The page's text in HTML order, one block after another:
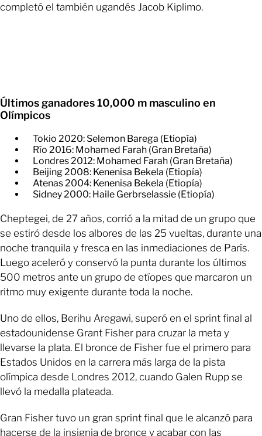
completó el también ugandés Jacob Kiplimo.
Últimos ganadores 10,000 m masculino en
Olímpicos
Tokio 2020: Selemon Barega (Etiopía)
​Río 2016: Mohamed Farah (Gran Bretaña)
​Londres 2012: Mohamed Farah (Gran Bretaña)
​Beijing 2008: Kenenisa Bekela (Etiopía)
​Atenas 2004: Kenenisa Bekela (Etiopía)
Sidney 2000: Haile Gerbrselassie (Etiopía)
Cheptegei, de 27 años, corrió a la mitad de un grupo que
se estiró desde los albores de las 25 vueltas, durante una
noche tranquila y fresca en las inmediaciones de París.
Luego aceleró y conservó la punta durante los últimos
500 metros ante un grupo de etíopes que marcaron un
ritmo muy exigente durante toda la noche.
Uno de ellos, Berihu Aregawi, superó en el sprint final al
estadounidense Grant Fisher para cruzar la meta y
llevarse la plata. El bronce de Fisher fue el primero para
Estados Unidos en la carrera más larga de la pista
olímpica desde Londres 2012, cuando Galen Rupp se
llevó la medalla plateada.
Gran Fisher tuvo un gran sprint final que le alcanzó para
hacerse de la insignia de bronce y acabar con las